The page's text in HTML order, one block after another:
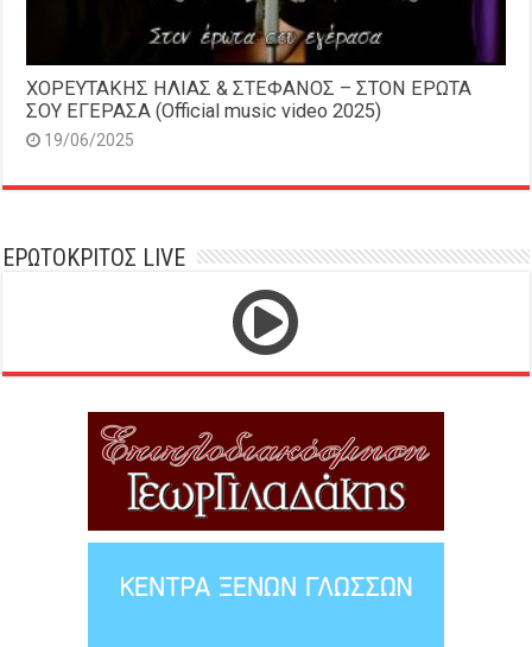
ΧΟΡΕΥΤΑΚΗΣ ΗΛΙΑΣ & ΣΤΕΦΑΝΟΣ – ΣΤΟΝ ΕΡΩΤΑ
ΣΟΥ ΕΓΕΡΑΣΑ (Official music video 2025)
19/06/2025
ΕΡΩΤΟΚΡΙΤΟΣ LIVE